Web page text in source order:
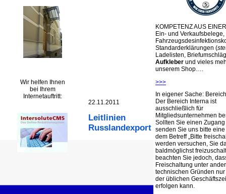
Wir helfen Ihnen
bei Ihrem
Internetauftritt:
22.11.2011
Leitlinien
Russlandexport
KOMPETENZ AUS
Ein- und Verkaufsbelege,
Standarderklärungen (
Ladelisten,
Aufkleber und vieles
unserem Shop….
>>>
In eigener Sache:
Der Bereich Interna ist
ausschließlich für
Mitgliedsunternehmen
Sollten Sie einen
senden Sie uns bitte
dem Betreff „Bitte
werden versuchen, Sie
baldmöglichst
beachten Sie jedoch,
Freischaltung unter
technischen Gründen
der üblichen
erfolgen kann.